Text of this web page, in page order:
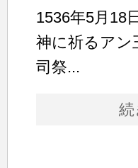
1536年5月18
神に祈るアン
司祭...
続